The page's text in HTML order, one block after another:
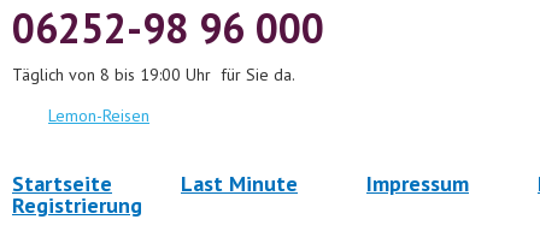
06252-98 96 000
Täglich von 8 bis 19:00 Uhr für Sie da.
Lemon-Reisen
Startseite Last Minute Impressum
Registrierung